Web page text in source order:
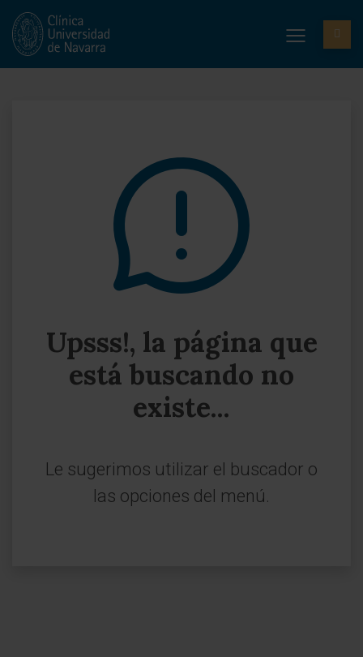
Upsss!, la página que
está buscando no
existe...
Le sugerimos utilizar el buscador o
las opciones del menú.